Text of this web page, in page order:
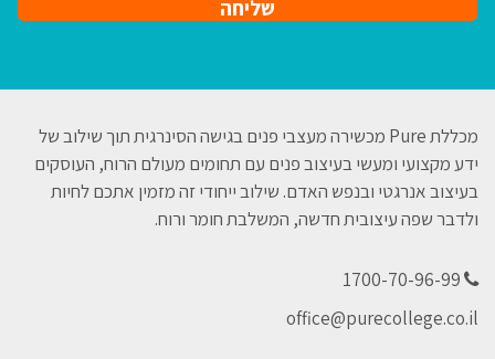
מכללת Pure מכשירה מעצבי פנים בגישה הסינרגית תוך שילוב של
ידע מקצועי ומעשי בעיצוב פנים עם תחומים מעולם הרוח, העוסקים
בעיצוב אנרגטי ובנפש האדם. שילוב ייחודי זה מזמין אתכם לחיות
ולדבר שפה עיצובית חדשה, המשלבת חומר ורוח.
1700-70-96-99
office@purecollege.co.il